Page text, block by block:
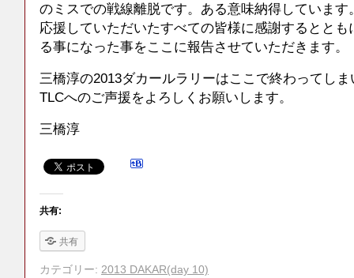
のミスでの戦線離脱です。ある意味納得しています
応援していただいたすべての皆様に感謝するとと
る事になった事をここに報告させていただきます。
三橋淳の2013ダカールラリーはここで終わってし
TLCへのご声援をよろしくお願いします。
三橋淳
共有:
共有
カテゴリー: 2013 DAKAR(day 10)